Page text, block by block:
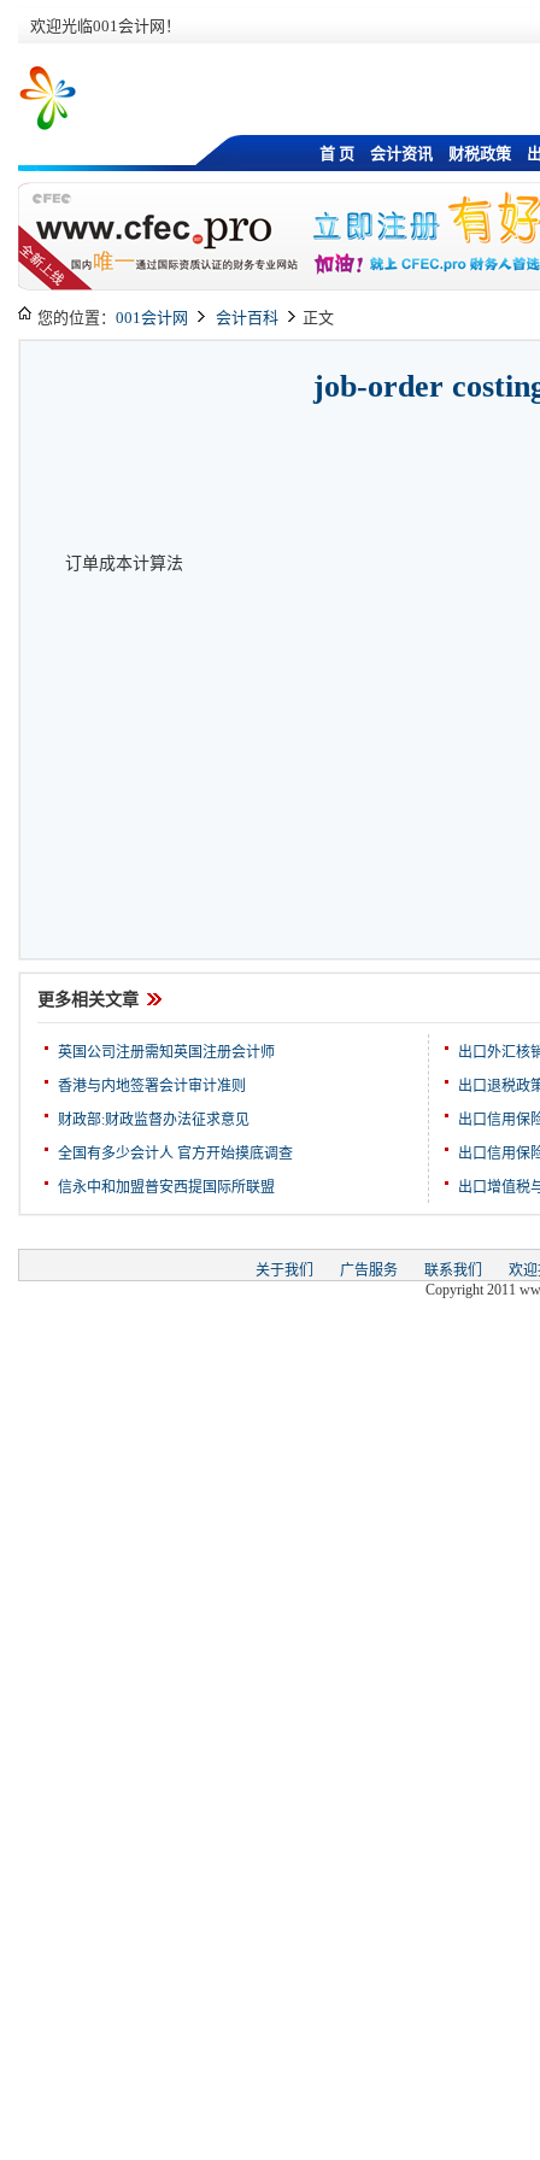
欢迎光临001会计网！
首 页 会计资讯 财税政策
您的位置： 001会计网 会计百科 正文
job-order
订单成本计算法
更多相关文章
英国公司注册需知英国注册会计师
香港与内地签署会计审计准则
财政部:财政监督办法征求意见
全国有多少会计人 官方开始摸底调查
信永中和加盟普安西提国际所联盟
出口外汇核
出口退税政
出口信用保
出口信用保
出口增值税
关于我们 广告服务 联系我们
欢
Copyright 2011